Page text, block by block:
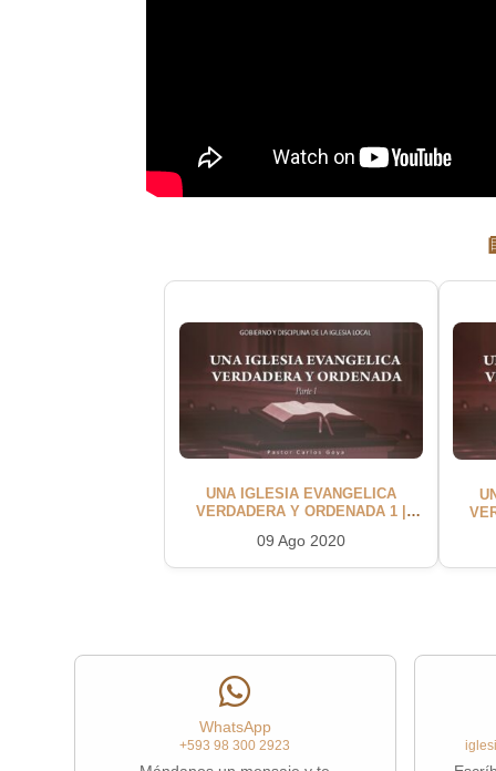
UNA IGLESIA EVANGELICA
VERDADERA Y ORDENADA 1 |
09 Ago 2020
WhatsApp
+593 98 300 2923